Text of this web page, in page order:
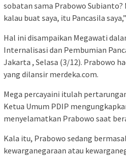
sobatan sama Prabowo Subianto?
kalau buat saya, itu Pancasila
Hal ini disampaikan Megawati
Internalisasi dan Pembumian
Jakarta , Selasa (3/12). Prabowo
yang dilansir merdeka.com.
Mega percayaini itulah
Ketua Umum PDIP
menyelamatkan Prabowo saat
Kala itu, Prabowo sedang
kewarganegaraan atau